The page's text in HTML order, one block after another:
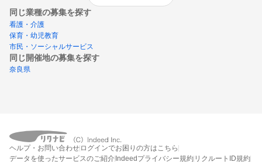
同じ業種の募集を探す
看護・介護
保育・幼児教育
市民・ソーシャルサービス
同じ開催地の募集を探す
奈良県
エントリーするとプログラムの詳細案内を
受け取れるようになります
ヘルプ・お問い合わせ ログインでお困りの方はこちら
データを使ったサービスのご紹介 Indeedプライバシー規約 リクルートID規約